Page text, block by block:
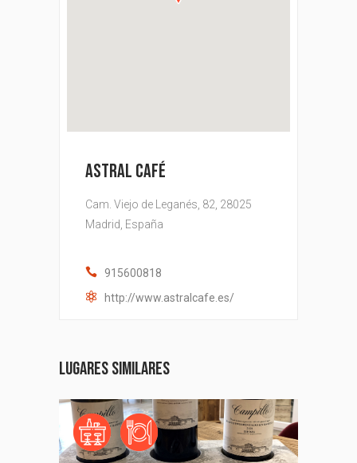
ASTRAL CAFÉ
Cam. Viejo de Leganés, 82, 28025
Madrid, España
915600818
http://www.astralcafe.es/
Lugares similares